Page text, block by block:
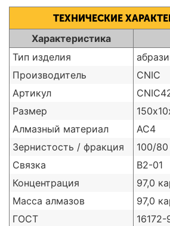
ТЕХНИЧЕСКИЕ
Характеристика
Тип изделия
Производитель
CNIC
Артикул
Размер
Алмазный материал
АС4
Зернистость / фракция
100/80
Связка
В2-01
Концентрация
97,0
Масса алмазов
97,0
ГОСТ
16172-